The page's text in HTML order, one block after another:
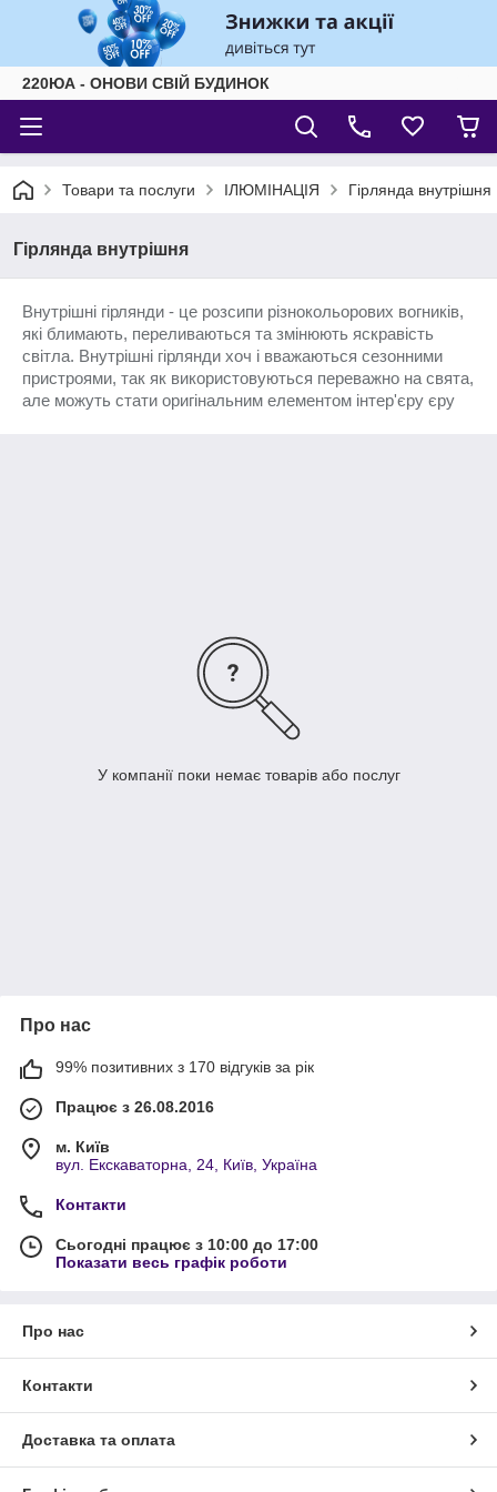
220ЮА - ОНОВИ СВІЙ БУДИНОК
Товари та послуги ІЛЮМІНАЦІЯ Гірлянда внутрішня
Гірлянда внутрішня
Внутрішні гірлянди - це розсипи різнокольорових вогників,
які блимають, переливаються та змінюють яскравість
світла. Внутрішні гірлянди хоч і вважаються сезонними
пристроями, так як використовуються переважно на свята,
але можуть стати оригінальним елементом інтер'єру єру
У компанії поки немає товарів або послуг
Про нас
99% позитивних з 170 відгуків за рік
Працює з 26.08.2016
м. Київ
вул. Екскаваторна, 24, Київ, Україна
Контакти
Сьогодні працює з 10:00 до 17:00
Показати весь графік роботи
Про нас
Контакти
Доставка та оплата